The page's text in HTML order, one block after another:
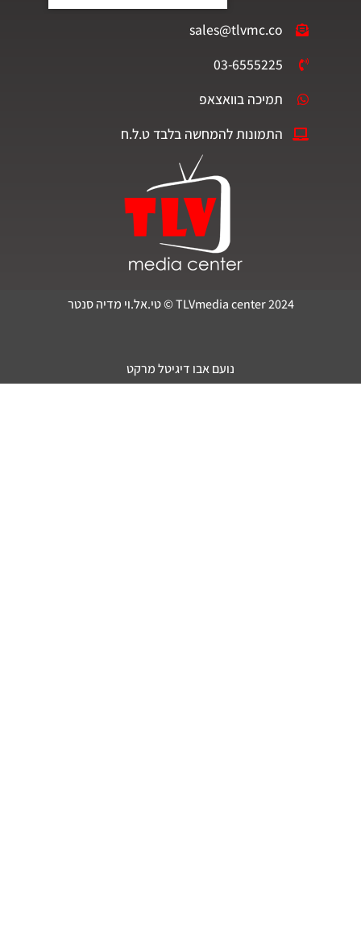
sales@tlvmc.co
03-6555225
תמיכה בוואצאפ
התמונות להמחשה בלבד ט.ל.ח
נועם אבו דיגיטל מרקט
TLVmedia center 2024 © טי.אל.וי מדיה סנטר